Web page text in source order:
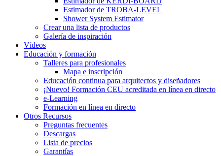
Estimador de TROBA-LEVEL
Shower System Estimator
Crear una lista de productos
Galería de inspiración
Vídeos
Educación y formación
Talleres para profesionales
Mapa e inscripción
Educación continua para arquitectos y diseñadores
¡Nuevo! Formación CEU acreditada en línea en directo
e-Learning
Formación en línea en directo
Otros Recursos
Preguntas frecuentes
Descargas
Lista de precios
Garantías